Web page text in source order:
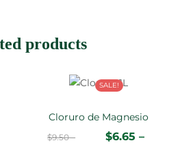
products
SALE!
Cloruro de Magnesio
$9.50–
$6.65 –